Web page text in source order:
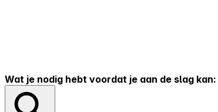
Wat je nodig hebt voordat je aan de slag kan: